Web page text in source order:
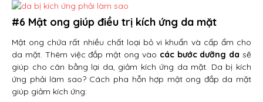
#6 Mật ong giúp điều trị kích ứng da mặt
Mật ong chứa rất nhiều chất loại bỏ vi khuẩn và cấp ẩm cho
da mặt. Thêm việc đắp mật ong vào các bước dưỡng da sẽ
giúp cho cân bằng lại da, giảm kích ứng da mặt. Da bị kích
ứng phải làm sao? Cách pha hỗn hợp mật ong đắp da mặt
giúp giảm kích ứng: